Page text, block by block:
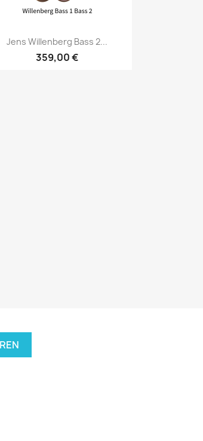
Vorschau
Jens Willenberg Bass 2...
359,00 €